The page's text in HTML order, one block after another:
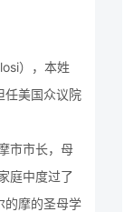
），本姓
任美国众议院
市市长，母
庭中度过了
的摩的圣母学